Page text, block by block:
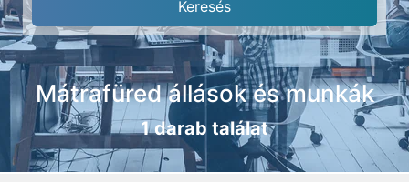
Mátrafüred állások és munkák
1 darab találat